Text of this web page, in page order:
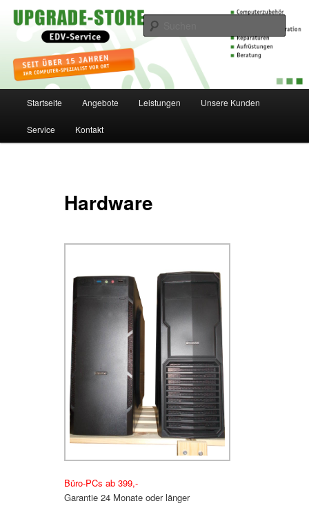
Zum
Inhalt
Upgrade-Store
EDV-Service
Hauptmenü
Startseite Angebote Leistungen Unsere Kunden
Service Kontakt
Hardware
Büro-PCs ab 399,-
Garantie 24 Monate oder länger